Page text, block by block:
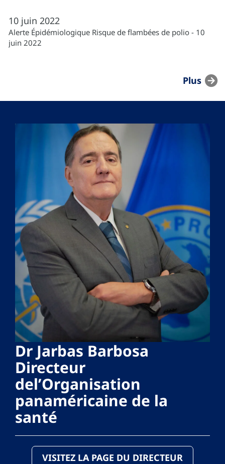
10 juin 2022
Alerte Épidémiologique Risque de flambées de polio - 10
juin 2022
Plus
Dr Jarbas Barbosa
Directeur
del’Organisation
panaméricaine de la
santé
VISITEZ LA PAGE DU DIRECTEUR